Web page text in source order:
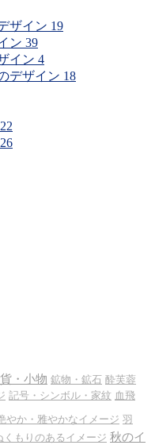
ザイン 19
ン 39
イン 4
デザイン 18
22
26
・小物 鉱物・鉱石 酔芙蓉
記号・シンボル・家紋 血飛
やか・雅やかなイメージ 羽
くもりのあるイメージ 秋のイ